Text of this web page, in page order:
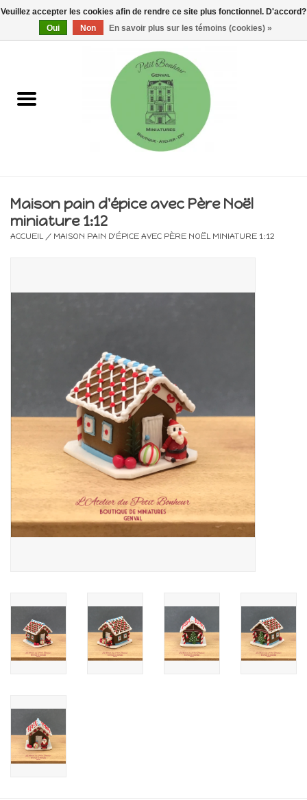
0 Articles - €0,00
Maisons, vitrines & kits
Electricité
Fournitures bricolage
Maison de souris
miniature - The Mouse
Mansion
Mon site
Maison pain d'épice avec Père Noël
miniature 1:12
ACCUEIL / MAISON PAIN D'ÉPICE AVEC PÈRE NOËL MINIATURE 1:12
Veuillez accepter les cookies afin de rendre ce site plus fonctionnel. D'accord?
Oui
Non En savoir plus sur les témoins (cookies) »